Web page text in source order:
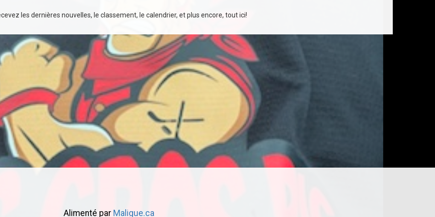
les dernières nouvelles, le classement, le calendrier, et plus encore, tout ici!
Alimenté par Maligue.ca